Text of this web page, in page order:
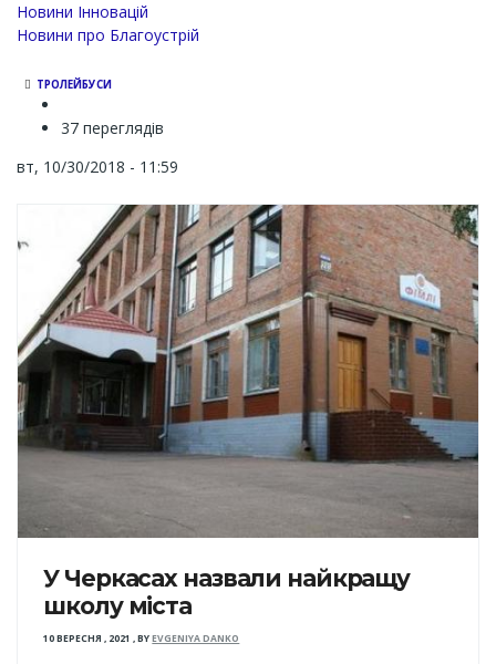
Новини Інновацій
Новини про Благоустрій
ТРОЛЕЙБУСИ
37 переглядів
вт, 10/30/2018 - 11:59
У Черкасах назвали найкращу
школу міста
10 ВЕРЕСНЯ , 2021 ,BYEVGENIYA DANKO